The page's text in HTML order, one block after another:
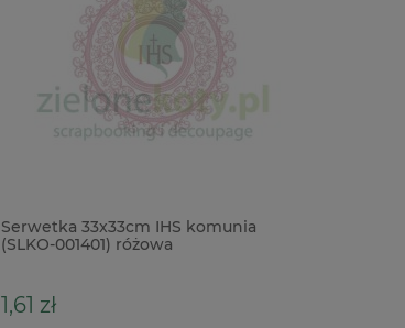
Serwetka 33x33cm IHS komunia
(SLKO-001401) różowa
1,61 zł